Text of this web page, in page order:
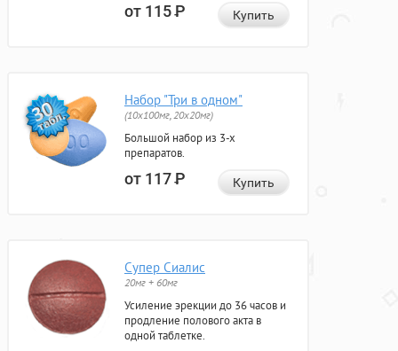
от 115Р Купить
Набор "Три в одном"
(10x100мг, 20x20мг)
Большой набор из 3-х
препаратов.
от 117Р Купить
Супер Сиалис
20мг + 60мг
Усиление эрекции до 36 часов и
продление полового акта в
одной таблетке.